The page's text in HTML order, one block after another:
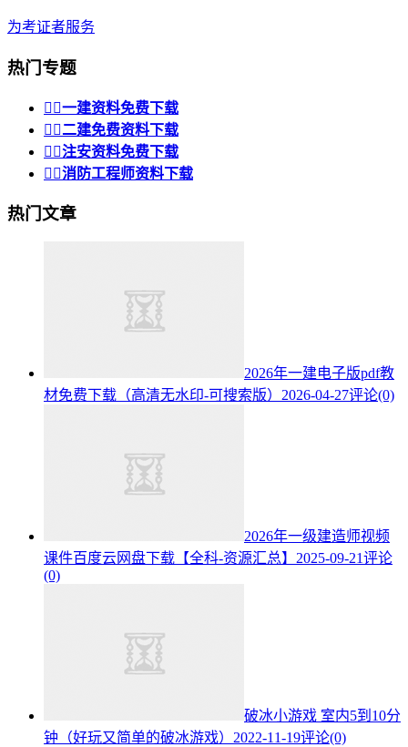
为考证者服务
热门专题
 一建资料免费下载
 二建免费资料下载
 注安资料免费下载
 消防工程师资料下载
热门文章
2026年一建电子版pdf教
材免费下载（高清无水印-可搜索版） 2026-04-27评论(0)
2026年一级建造师视频
课件百度云网盘下载【全科-资源汇总】 2025-09-21评论
(0)
破冰小游戏 室内5到10分
钟（好玩又简单的破冰游戏） 2022-11-19评论(0)